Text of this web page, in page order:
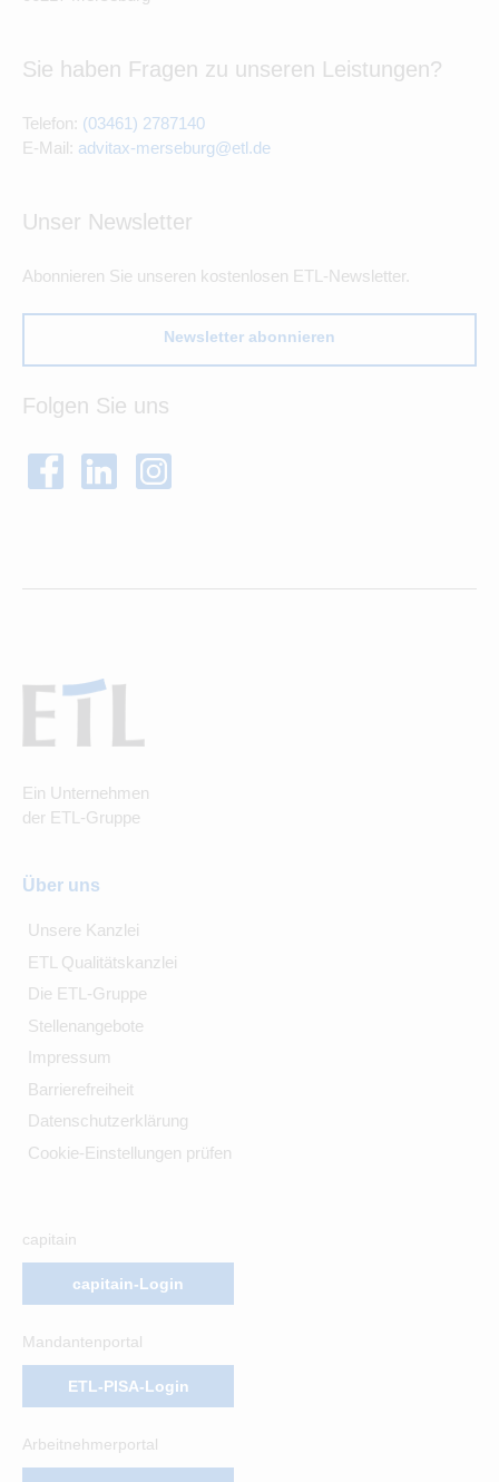
Sie haben Fragen zu unseren Leistungen?
Telefon: (03461) 2787140
E-Mail: advitax-merseburg@etl.de
Unser Newsletter
Abonnieren Sie unseren kostenlosen ETL-Newsletter.
Newsletter abonnieren
Folgen Sie uns
Ein Unternehmen
der ETL-Gruppe
Über uns
Unsere Kanzlei
ETL Qualitätskanzlei
Die ETL-Gruppe
Stellenangebote
Impressum
Barrierefreiheit
Datenschutzerklärung
Cookie-Einstellungen prüfen
capitain
capitain-Login
Mandantenportal
ETL-PISA-Login
Arbeitnehmerportal